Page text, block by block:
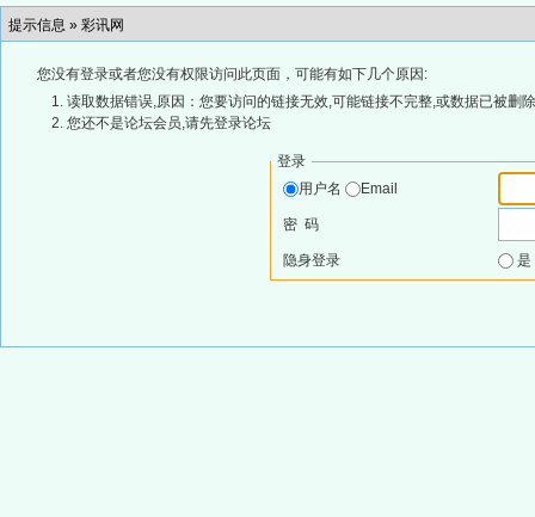
提示信息 » 彩讯网
您没有登录或者您没有权限访问此页面，可能有如下几个原因:
读取数据错误,原因：您要访问的链接无效,可能链接不完整,或数据已被删
您还不是论坛会员,请先登录论坛
登录
用户名
Email
密 码
隐身登录